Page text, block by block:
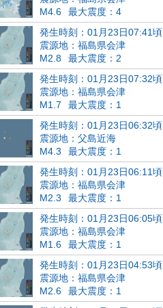
M4.6
最大震度：4
発生時刻：01月23日07:41頃
震源地：福島県会津
M2.8
最大震度：2
発生時刻：01月23日07:32頃
震源地：福島県会津
M1.7
最大震度：1
発生時刻：01月23日06:32頃
震源地：父島近海
M4.3
最大震度：1
発生時刻：01月23日06:11頃
震源地：福島県会津
M2.3
最大震度：1
発生時刻：01月23日06:05頃
震源地：福島県会津
M1.6
最大震度：1
発生時刻：01月23日04:53頃
震源地：福島県会津
M2.6
最大震度：1